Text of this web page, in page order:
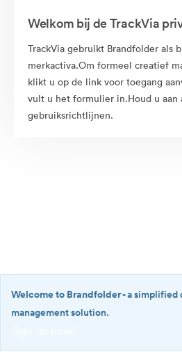
Welkom bij de TrackVia
TrackVia gebruikt Brandfolder als
merkactiva.Om formeel creatief
klikt u op de link voor toegang
vult u het formulier in.Houd u aan
gebruiksrichtlijnen.
·
Welcome to Brandfolder- a simplified
management solution.